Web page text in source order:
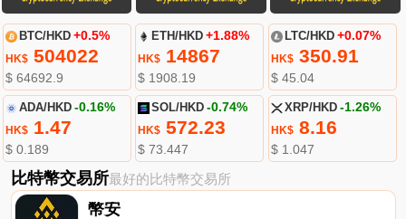
BTC/HKD +0.5%
HK$504022
$ 64692.9
ETH/HKD +1.88%
HK$ 14867
$ 1908.19
LTC/HKD +0.07%
HK$350.91
$ 45.04
ADA/HKD -0.16%
HK$1.47
$ 0.189
SOL/HKD -0.74%
HK$ 572.23
$ 73.447
XRP/HKD -1.26%
HK$8.16
$ 1.047
比特幣交易所最好的比特幣交易所
幣安